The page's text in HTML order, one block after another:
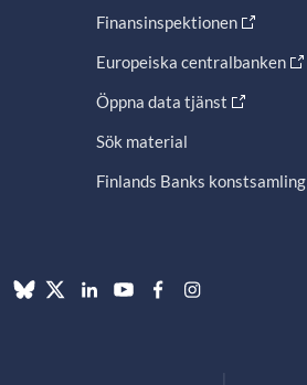
Finansinspektionen
Europeiska centralbanken
Öppna data tjänst
Sök material
Finlands Banks konstsamling